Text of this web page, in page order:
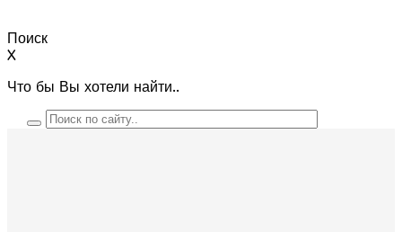
Поиск
X
Что бы Вы хотели найти..